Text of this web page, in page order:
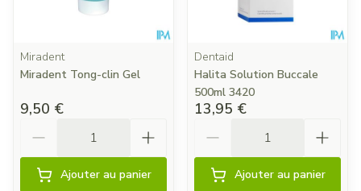
Miradent
Miradent Tong-clin Gel
9,50 €
Ajouter au panier
Dentaid
Halita Solution Buccale
500ml 3420
13,95 €
Ajouter au panier